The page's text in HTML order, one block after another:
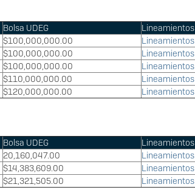
Bolsa UDEG Lineamientos
$100,000,000.00 Lineamientos
$100,000,000.00 Lineamientos
$100,000,000.00 Lineamientos
$110,000,000.00 Lineamientos
$120,000,000.00 Lineamientos
Bolsa UDEG Lineamientos
20,160,047.00 Lineamientos
$14,383,609.00 Lineamientos
$21,321,505.00 Lineamientos